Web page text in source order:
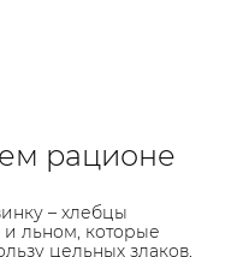
рационе
– хлебцы
и льном, которые
цельных злаков,